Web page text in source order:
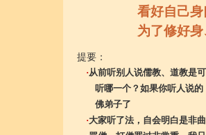
看好自己
为了修好
提要：
·从前听别人说儒教、道教是
听哪一个？如果你听人说的
佛弟子了
·大家听了法，自会明白是非